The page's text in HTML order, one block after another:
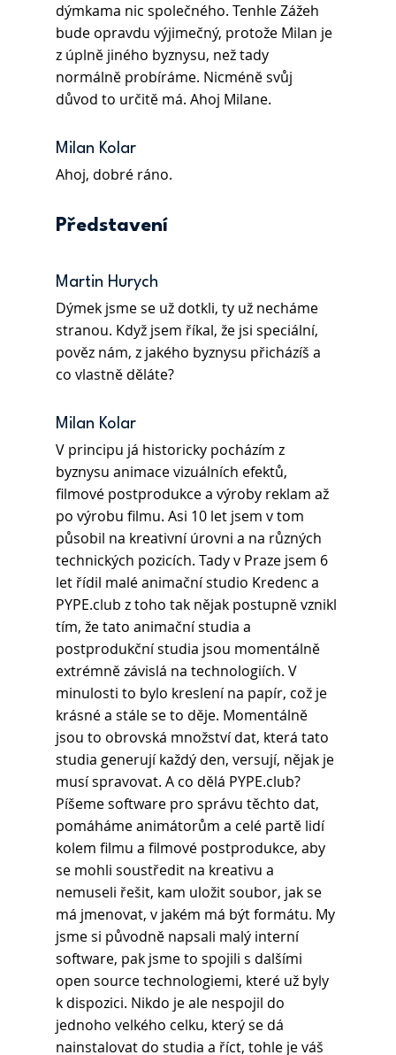
dýmkama nic společného. Tenhle Zážeh
bude opravdu výjimečný, protože Milan je
z úplně jiného byznysu, než tady
normálně probíráme. Nicméně svůj
důvod to určitě má. Ahoj Milane.
Milan Kolar
Ahoj, dobré ráno.
Představení
Martin Hurych
Dýmek jsme se už dotkli, ty už necháme
stranou. Když jsem říkal, že jsi speciální,
pověz nám, z jakého byznysu přicházíš a
co vlastně děláte?
Milan Kolar
V principu já historicky pocházím z
byznysu animace vizuálních efektů,
filmové postprodukce a výroby reklam až
po výrobu filmu. Asi 10 let jsem v tom
působil na kreativní úrovni a na různých
technických pozicích. Tady v Praze jsem 6
let řídil malé animační studio Kredenc a
PYPE.club z toho tak nějak postupně vznikl
tím, že tato animační studia a
postprodukční studia jsou momentálně
extrémně závislá na technologiích. V
minulosti to bylo kreslení na papír, což je
krásné a stále se to děje. Momentálně
jsou to obrovská množství dat, která tato
studia generují každý den, versují, nějak je
musí spravovat. A co dělá PYPE.club?
Píšeme software pro správu těchto dat,
pomáháme animátorům a celé partě lidí
kolem filmu a filmové postprodukce, aby
se mohli soustředit na kreativu a
nemuseli řešit, kam uložit soubor, jak se
má jmenovat, v jakém má být formátu. My
jsme si původně napsali malý interní
software, pak jsme to spojili s dalšími
open source technologiemi, které už byly
k dispozici. Nikdo je ale nespojil do
jednoho velkého celku, který se dá
nainstalovat do studia a říct, tohle je váš